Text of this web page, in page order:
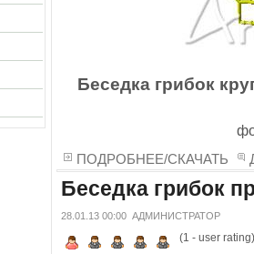
Беседка грибок
ПОДРОБНЕЕ/СКАЧАТЬ
Беседка грибок
28.01.13 00:00 АДМИНИСТРАТОР
(1 - user rating)